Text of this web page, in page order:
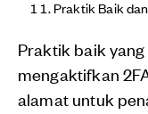
Praktik Baik
Praktik baik
mengaktifkan
alamat untuk